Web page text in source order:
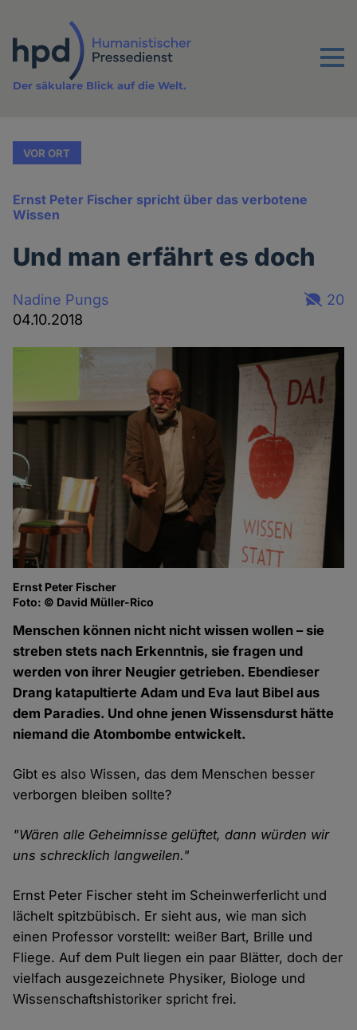
Inhalt
Menu
Der säkulare Blick auf die Welt.
VOR ORT
Ernst Peter Fischer spricht über das verbotene
Wissen
Und man erfährt es doch
Nadine Pungs
04.10.2018
20
Ernst Peter Fischer
Foto: © David Müller-Rico
Menschen können nicht nicht wissen wollen – sie
streben stets nach Erkenntnis, sie fragen und
werden von ihrer Neugier getrieben. Ebendieser
Drang katapultierte Adam und Eva laut Bibel aus
dem Paradies. Und ohne jenen Wissensdurst hätte
niemand die Atombombe entwickelt.
Gibt es also Wissen, das dem Menschen besser
verborgen bleiben sollte?
"Wären alle Geheimnisse gelüftet, dann würden wir
uns schrecklich langweilen."
Ernst Peter Fischer steht im Scheinwerferlicht und
lächelt spitzbübisch. Er sieht aus, wie man sich
einen Professor vorstellt: weißer Bart, Brille und
Fliege. Auf dem Pult liegen ein paar Blätter, doch der
vielfach ausgezeichnete Physiker, Biologe und
Wissenschaftshistoriker spricht frei.